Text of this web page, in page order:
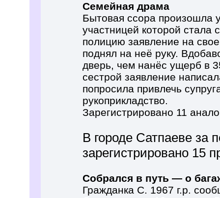
Семейная драма
Бытовая ссора произошла
участницей которой стала
полицию заявление на
поднял на неё руку.
дверь, чем нанёс ущерб в
сестрой заявление
попросила привлечь
рукоприкладство.
Зарегистрировано 11
В городе Сатпаеве за
зарегистрировано 15
Собрался в путь — о
Гражданка С. 1967 г.р.